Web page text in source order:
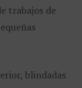
trabajos de
blindadas